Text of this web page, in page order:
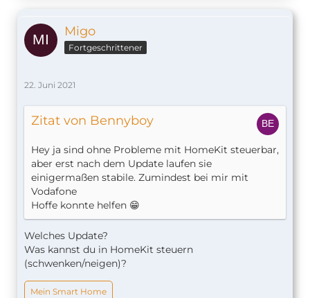
Migo
Fortgeschrittener
22. Juni 2021
Zitat von Bennyboy
Hey ja sind ohne Probleme mit HomeKit steuerbar,
aber erst nach dem Update laufen sie
einigermaßen stabile. Zumindest bei mir mit
Vodafone
Hoffe konnte helfen 😁
Welches Update?
Was kannst du in HomeKit steuern
(schwenken/neigen)?
Mein Smart Home